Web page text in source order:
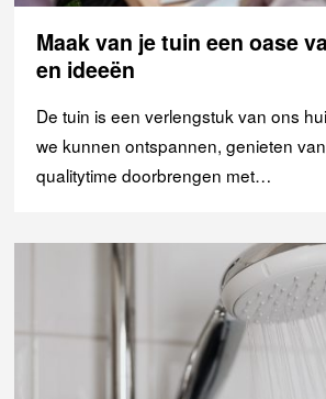
Maak van je tuin een oase
en ideeën
De tuin is een verlengstuk van ons
we kunnen ontspannen, genieten
qualitytime doorbrengen met…